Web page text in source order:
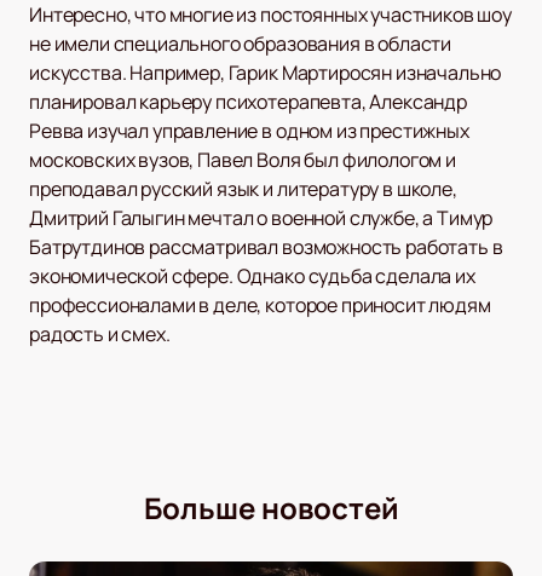
Интересно, что многие из постоянных участников шоу
не имели специального образования в области
искусства. Например, Гарик Мартиросян изначально
планировал карьеру психотерапевта, Александр
Ревва изучал управление в одном из престижных
московских вузов, Павел Воля был филологом и
преподавал русский язык и литературу в школе,
Дмитрий Галыгин мечтал о военной службе, а Тимур
Батрутдинов рассматривал возможность работать в
экономической сфере. Однако судьба сделала их
профессионалами в деле, которое приносит людям
радость и смех.
Больше новостей